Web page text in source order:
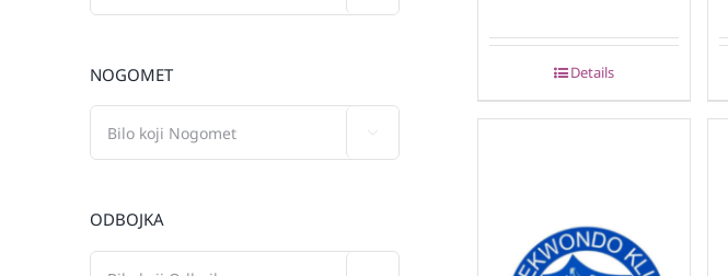
Details
NOGOMET
ODBOJKA